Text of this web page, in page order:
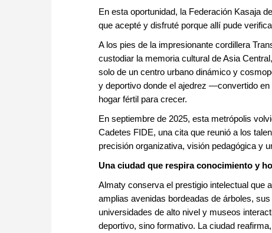
En esta oportunidad, la Federación Kasaja
que acepté y disfruté porque allí pude
A los pies de la impresionante cordillera
custodiar la memoria cultural de Asia
solo de un centro urbano dinámico y
y deportivo donde el ajedrez —convertido
hogar fértil para crecer.
En septiembre de 2025, esta metrópolis
Cadetes FIDE, una cita que reunió a los
precisión organizativa, visión pedagógica y
Una ciudad que respira conocimiento y
Almaty conserva el prestigio intelectual que
amplias avenidas bordeadas de árboles,
universidades de alto nivel y museos
deportivo, sino formativo. La ciudad